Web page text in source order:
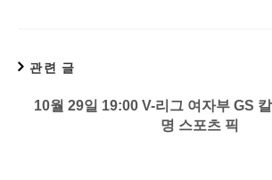
관련 글
10월 29일 19:00 V-리그 여자부 GS
명 스포츠 픽